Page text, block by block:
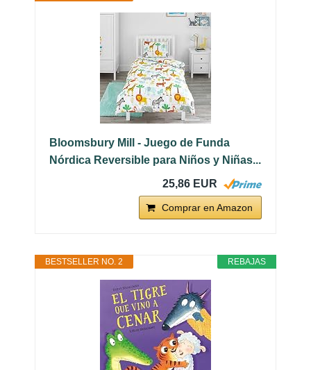
Bloomsbury Mill - Juego de Funda
Nórdica Reversible para Niños y Niñas...
25,86 EUR
Comprar en Amazon
REBAJAS
BESTSELLER NO. 2